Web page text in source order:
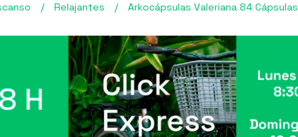
/ Relajantes / Arkocápsulas Valeriana 84 Cápsulas